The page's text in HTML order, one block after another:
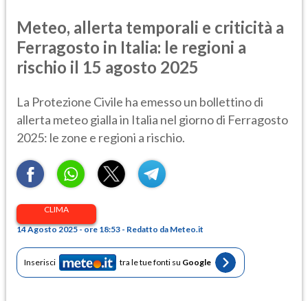
Meteo, allerta temporali e criticità a
Ferragosto in Italia: le regioni a
rischio il 15 agosto 2025
La Protezione Civile ha emesso un bollettino di
allerta meteo gialla in Italia nel giorno di Ferragosto
2025: le zone e regioni a rischio.
CLIMA
14 Agosto 2025 - ore 18:53 - Redatto da Meteo.it
Inserisci tra le tue fonti su Google